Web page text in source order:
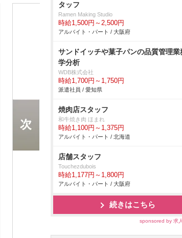
タッフ
Ramen Making Studio
時給1,500円～2,500円
アルバイト・パート / 大阪府
サンドイッチや菓子パンの品質管理業
学分析
WDB株式会社
時給1,700円～1,750円
派遣社員 / 愛知県
焼肉店スタッフ
和牛焼き肉 ほまれ
時給1,100円～1,375円
アルバイト・パート / 北海道
店舗スタッフ
Touchezdubois
時給1,177円～1,800円
アルバイト・パート / 大阪府
続きはこちら
sponsored by 求